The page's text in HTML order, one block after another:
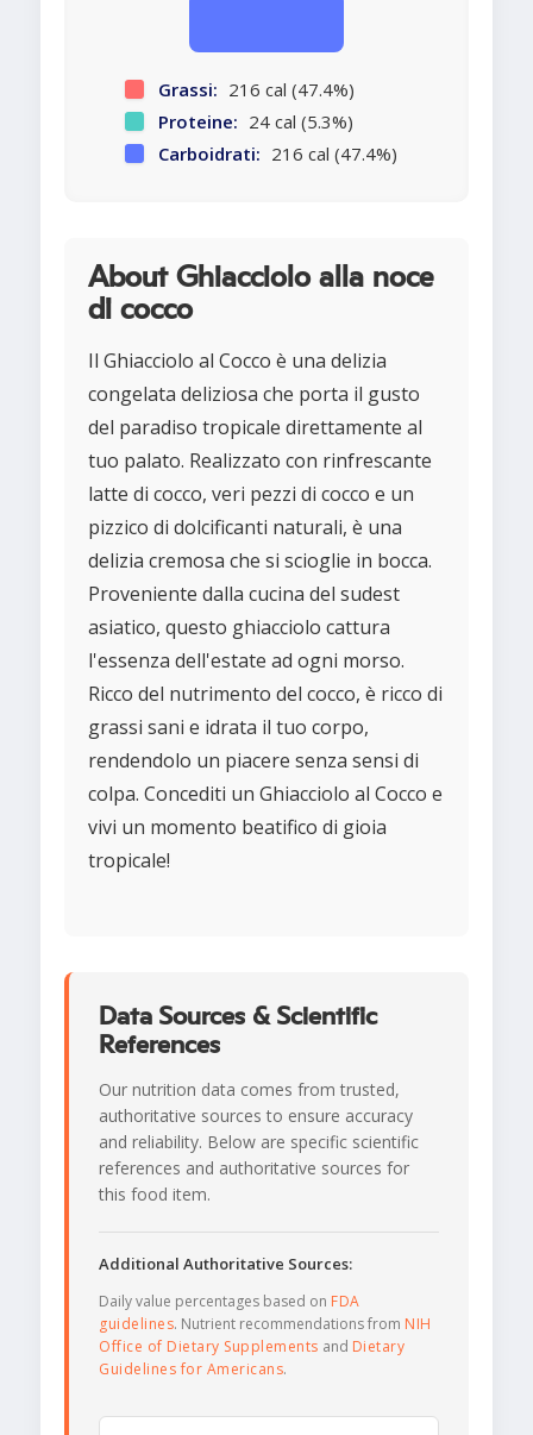
Grassi: 216 cal (47.4%)
Proteine: 24 cal (5.3%)
Carboidrati: 216 cal (47.4%)
About Ghiacciolo alla noce
di cocco
Il Ghiacciolo al Cocco è una delizia
congelata deliziosa che porta il gusto
del paradiso tropicale direttamente al
tuo palato. Realizzato con rinfrescante
latte di cocco, veri pezzi di cocco e un
pizzico di dolcificanti naturali, è una
delizia cremosa che si scioglie in bocca.
Proveniente dalla cucina del sudest
asiatico, questo ghiacciolo cattura
l'essenza dell'estate ad ogni morso.
Ricco del nutrimento del cocco, è ricco di
grassi sani e idrata il tuo corpo,
rendendolo un piacere senza sensi di
colpa. Concediti un Ghiacciolo al Cocco e
vivi un momento beatifico di gioia
tropicale!
Data Sources & Scientific
References
Our nutrition data comes from trusted,
authoritative sources to ensure accuracy
and reliability. Below are specific scientific
references and authoritative sources for
this food item.
Additional Authoritative Sources:
Daily value percentages based on FDA
guidelines. Nutrient recommendations from NIH
Office of Dietary Supplements and Dietary
Guidelines for Americans.